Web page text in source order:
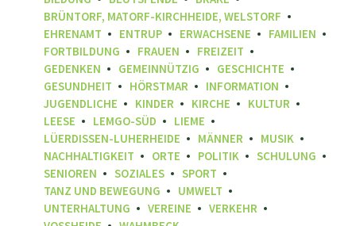
BRÜNTORF, MATORF-KIRCHHEIDE, WELSTORF
EHRENAMT
ENTRUP ERWACHSENE
FAMILIEN
FORTBILDUNG
FRAUEN
FREIZEIT
GEDENKEN
GEMEINNÜTZIG
GESCHICHTE
GESUNDHEIT
HÖRSTMAR
INFORMATION
JUGENDLICHE
KINDER KIRCHE
KULTUR
LEESE
LEMGO-SÜD
LIEME
LÜERDISSEN-LUHERHEIDE
MÄNNER
MUSIK
NACHHALTIGKEIT
ORTE POLITIK
SCHULUNG
SENIOREN
SOZIALES
SPORT
TANZ UND BEWEGUNG
UMWELT
UNTERHALTUNG
VEREINE
VERKEHR